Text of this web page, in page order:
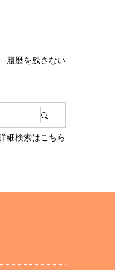
履歴を残さない
細検索はこちら